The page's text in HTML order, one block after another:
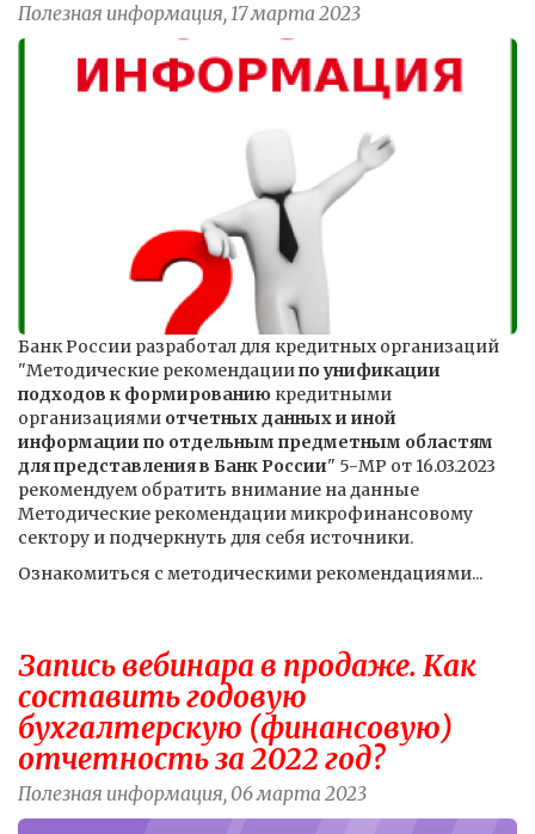
Полезная информация, 17 марта 2023
Банк России разработал для кредитных организаций
"Методические рекомендациипо унификации
подходов к формированию кредитными
организациями отчетных данных и иной
информации по отдельным предметным областям
для представления в Банк России" 5-МР от 16.03.2023
рекомендуем обратить внимание на данные
Методические рекомендации микрофинансовому
сектору и подчеркнуть для себя источники.
Ознакомиться с методическими рекомендациями...
Запись вебинара в продаже. Как
составить годовую
бухгалтерскую (финансовую)
отчетность за 2022 год?
Полезная информация, 06 марта 2023